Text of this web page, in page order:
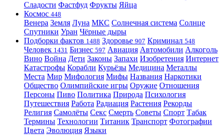
Сладости Фастфуд Фрукты Яйца
Космос 448
Венера Земля Луна МКС Солнечная система Солнце
Спутники Уран Чёрные дыры
Подборки фактов 1488 Здоровье 907 Криминал 548
Человек 1431 Бизнес 597 Авиация Автомобили Алкоголь
Вино Война Дети Законы Запахи Изобретения Интернет
Катастрофы Корабли Курьёзы Медицина Металлы
Места Мир Мифология Мифы Названия Наркотики
Общество Олимпийские игры Оружие Отношения
Персоны Пиво Политика Природа Психология
Путешествия Работа Радиация Растения Рекорды
Религия Самолёты Секс Смерть Советы Спорт Табак
Термины Технологии Титаник Транспорт Фотографии
Цвета Эволюция Языки